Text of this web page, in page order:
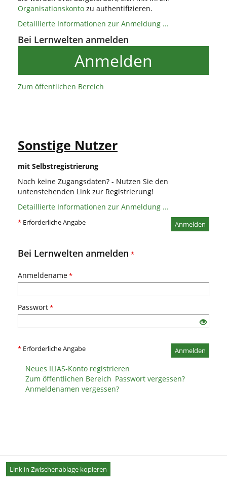
Organisationskonto zu authentifizieren.
Detaillierte Informationen zur Anmeldung ...
Bei Lernwelten anmelden
Anmelden
Zum öffentlichen Bereich
Sonstige Nutzer
mit Selbstregistrierung
Noch keine Zugangsdaten? - Nutzen Sie den
untenstehenden Link zur Registrierung!
Detaillierte Informationen zur Anmeldung ...
Anmelden
* Erforderliche Angabe
Bei Lernwelten anmelden *
Anmeldename*
Passwort*
* Erforderliche Angabe Anmelden
Neues ILIAS-Konto registrieren
Zum öffentlichen Bereich Passwort vergessen?
Anmeldenamen vergessen?
Link in Zwischenablage kopieren